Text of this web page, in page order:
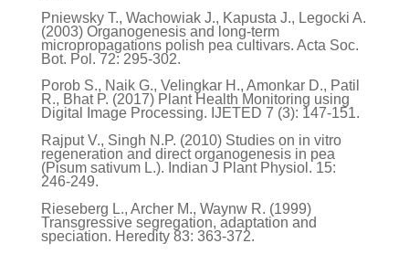
Pniewsky T., Wachowiak J., Kapusta J., Legocki A.
(2003) Organogenesis and long-term
micropropagations polish pea cultivars. Acta Soc.
Bot. Pol. 72: 295-302.
Porob S., Naik G., Velingkar H., Amonkar D., Patil
R., Bhat P. (2017) Plant Health Monitoring using
Digital Image Processing. IJETED 7 (3): 147-151.
Rajput V., Singh N.P. (2010) Studies on in vitro
regeneration and direct organogenesis in pea
(Pisum sativum L.). Indian J Plant Physiol. 15:
246-249.
Rieseberg L., Archer M., Waynw R. (1999)
Transgressive segregation, adaptation and
speciation. Heredity 83: 363-372.